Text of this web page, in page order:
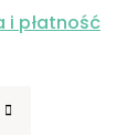
i płatność